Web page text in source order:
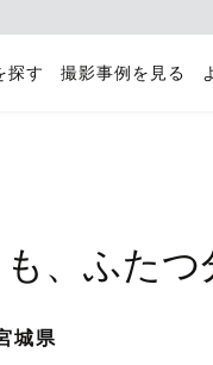
探す 撮影事例を見る
、ふたつ
城県